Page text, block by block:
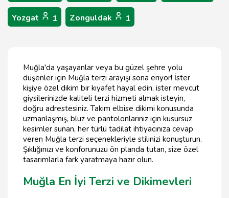
Yozgat 1 Zonguldak 1
Muğla'da yaşayanlar veya bu güzel şehre yolu
düşenler için Muğla terzi arayışı sona eriyor! İster
kişiye özel dikim bir kıyafet hayal edin, ister mevcut
giysilerinizde kaliteli terzi hizmeti almak isteyin,
doğru adrestesiniz. Takım elbise dikimi konusunda
uzmanlaşmış, bluz ve pantolonlarınız için kusursuz
kesimler sunan, her türlü tadilat ihtiyacınıza cevap
veren Muğla terzi seçenekleriyle stilinizi konuşturun.
Şıklığınızı ve konforunuzu ön planda tutan, size özel
tasarımlarla fark yaratmaya hazır olun.
Muğla En İyi Terzi ve Dikimevleri